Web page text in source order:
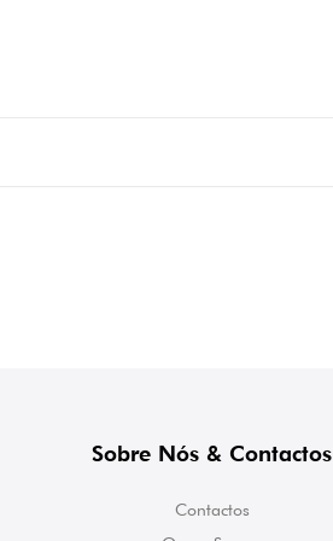
Sobre Nós & Contactos
Contactos